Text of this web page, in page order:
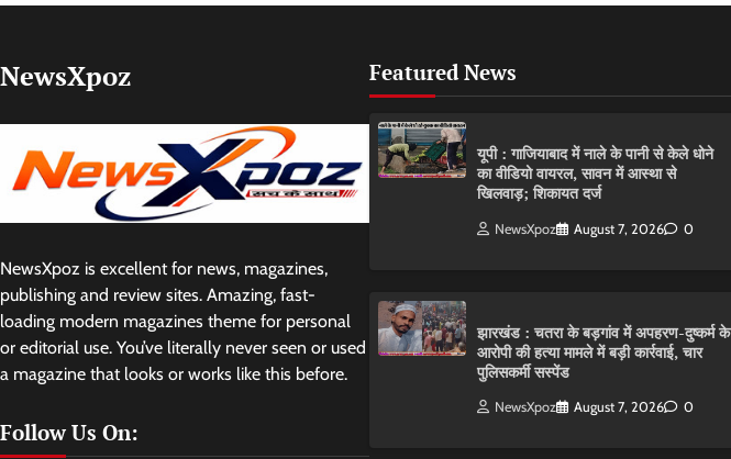
NewsXpoz
NewsXpoz is excellent for news, magazines,
publishing and review sites. Amazing, fast-
loading modern magazines theme for personal
or editorial use. You’ve literally never seen or used
a magazine that looks or works like this before.
Follow Us On:
Featured News
यूपी : गाजियाबाद में नाले के पानी से केले धोने
का वीडियो वायरल, सावन में आस्था से
खिलवाड़; शिकायत दर्ज
NewsXpoz August 7, 2026 0
झारखंड : चतरा के बड़गांव में अपहरण-दुष्कर्म के
आरोपी की हत्या मामले में बड़ी कार्रवाई, चार
पुलिसकर्मी सस्पेंड
NewsXpoz August 7, 2026 0